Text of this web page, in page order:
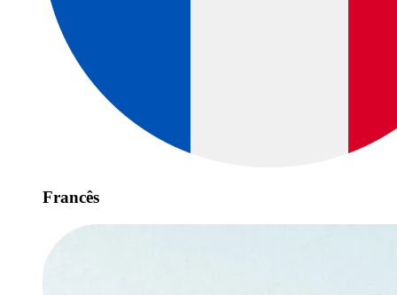
Francês